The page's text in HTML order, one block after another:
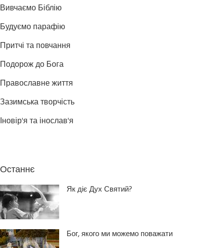
Вивчаємо Біблію
Будуємо парафію
Притчі та повчання
Подорож до Бога
Православне життя
Зазимська творчість
Іновір'я та інослав'я
Останнє
Як діє Дух Святий?
Бог, якого ми можемо поважати